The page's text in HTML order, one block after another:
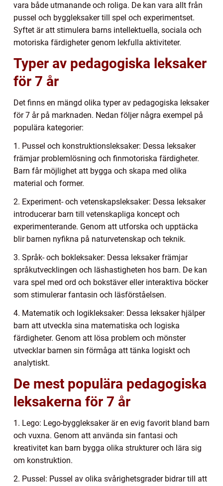
vara både utmanande och roliga. De kan vara allt från
pussel och byggleksaker till spel och experimentset.
Syftet är att stimulera barns intellektuella, sociala och
motoriska färdigheter genom lekfulla aktiviteter.
Typer av pedagogiska leksaker
för 7 år
Det finns en mängd olika typer av pedagogiska leksaker
för 7 år på marknaden. Nedan följer några exempel på
populära kategorier:
1. Pussel och konstruktionsleksaker: Dessa leksaker
främjar problemlösning och finmotoriska färdigheter.
Barn får möjlighet att bygga och skapa med olika
material och former.
2. Experiment- och vetenskapsleksaker: Dessa leksaker
introducerar barn till vetenskapliga koncept och
experimenterande. Genom att utforska och upptäcka
blir barnen nyfikna på naturvetenskap och teknik.
3. Språk- och bokleksaker: Dessa leksaker främjar
språkutvecklingen och läshastigheten hos barn. De kan
vara spel med ord och bokstäver eller interaktiva böcker
som stimulerar fantasin och läsförståelsen.
4. Matematik och logikleksaker: Dessa leksaker hjälper
barn att utveckla sina matematiska och logiska
färdigheter. Genom att lösa problem och mönster
utvecklar barnen sin förmåga att tänka logiskt och
analytiskt.
De mest populära pedagogiska
leksakerna för 7 år
1. Lego: Lego-byggleksaker är en evig favorit bland barn
och vuxna. Genom att använda sin fantasi och
kreativitet kan barn bygga olika strukturer och lära sig
om konstruktion.
2. Pussel: Pussel av olika svårighetsgrader bidrar till att